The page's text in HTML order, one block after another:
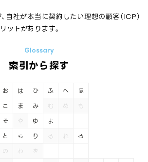
自社が本当に契約したい理想の顧客（ICP）
ットがあります。
索引から探す
お
こ
そ
と
の
は ひ ふ へ ほ
ま み む め も
や ゆ よ
ら り る れ ろ
わ を